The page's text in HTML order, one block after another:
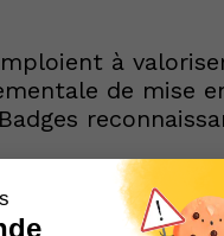
à
de mise